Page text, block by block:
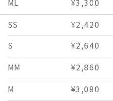
ML
¥3,300
SS
¥2,420
S
¥2,640
MM
¥2,860
M
¥3,080